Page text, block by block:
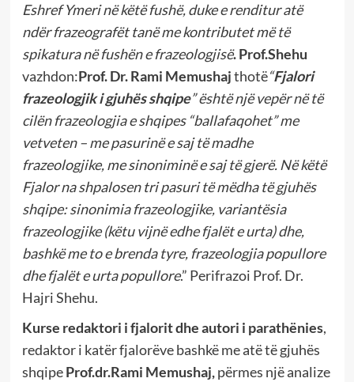
Eshref Ymeri në këtë fushë, duke e renditur atë
ndër frazeografët tanë me kontributet më të
spikatura në fushën e frazeologjisë. Prof.Shehu
vazhdon:Prof. Dr. Rami Memushajthotë“Fjalori
frazeologjik i gjuhës shqipe” është një vepër në të
cilën frazeologjia e shqipes “ballafaqohet” me
vetveten – me pasurinë e saj të madhe
frazeologjike, me sinoniminë e saj të gjerë. Në këtë
Fjalor na shpalosen tri pasuri të mëdha të gjuhës
shqipe: sinonimia frazeologjike, variantësia
frazeologjike (këtu vijnë edhe fjalët e urta) dhe,
bashkë me to e brenda tyre, frazeologjia popullore
dhe fjalët e urta popullore.” Perifrazoi Prof. Dr.
Hajri Shehu.
Kurse redaktori i fjalorit dhe autori i parathënies,
redaktor i katër fjalorëve bashkë me atë të gjuhës
shqipeProf.dr.Rami Memushaj,përmes një analize